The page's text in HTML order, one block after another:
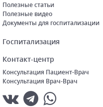
Полезные статьи
Полезные видео
Документы для госпитализации
Госпитализация
Контакт-центр
Консультация Пациент-Врач
Консультация Врач-Врач